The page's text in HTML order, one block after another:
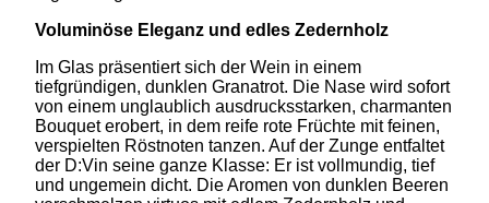
Voluminöse Eleganz und edles Zedernholz
Im Glas präsentiert sich der Wein in einem
tiefgründigen, dunklen Granatrot. Die Nase wird sofort
von einem unglaublich ausdrucksstarken, charmanten
Bouquet erobert, in dem reife rote Früchte mit feinen,
verspielten Röstnoten tanzen. Auf der Zunge entfaltet
der D:Vin seine ganze Klasse: Er ist vollmundig, tief
und ungemein dicht. Die Aromen von dunklen Beeren